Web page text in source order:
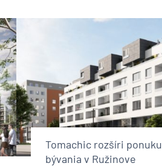
Tomachic rozšíri ponuku
bývania v Ružinove